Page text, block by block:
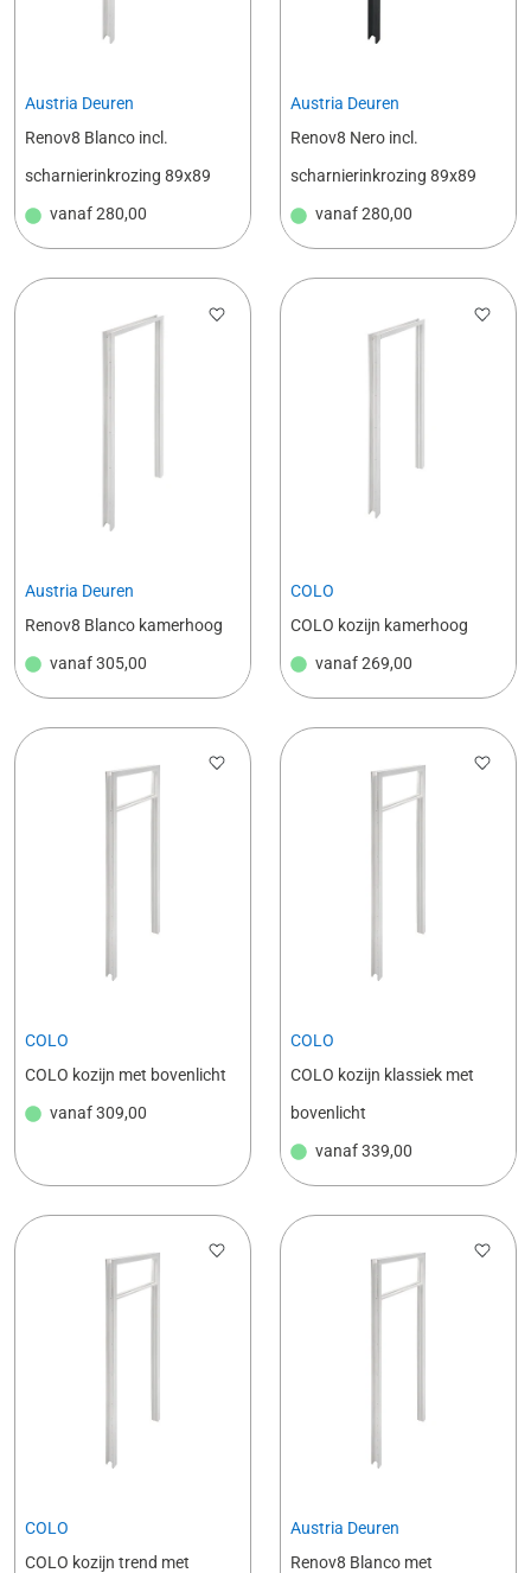
Austria Deuren
Renov8 Blanco incl.
scharnierinkrozing 89x89
vanaf280,00
Austria Deuren
Renov8 Nero incl.
scharnierinkrozing 89x89
vanaf280,00
Austria Deuren
Renov8 Blanco kamerhoog
vanaf305,00
COLO
COLO kozijn kamerhoog
vanaf269,00
COLO
COLO kozijn met bovenlicht
vanaf309,00
COLO
COLO kozijn klassiek met
bovenlicht
vanaf339,00
COLO
COLO kozijn trend met
Austria Deuren
Renov8 Blanco met